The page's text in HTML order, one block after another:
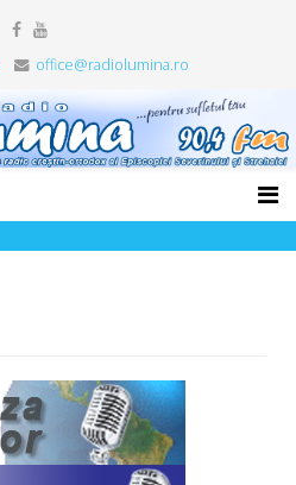
office@radiolumina.ro